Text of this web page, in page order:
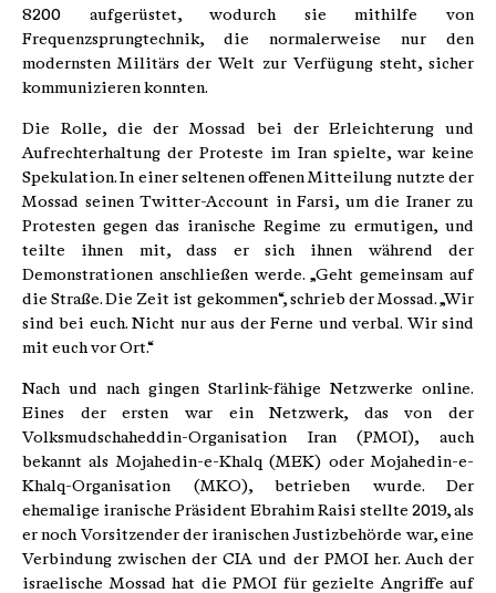
8200 aufgerüstet, wodurch sie mithilfe von
Frequenzsprungtechnik, die normalerweise nur den
modernsten Militärs der Welt zur Verfügung steht, sicher
kommunizieren konnten.
Die Rolle, die der Mossad bei der Erleichterung und
Aufrechterhaltung der Proteste im Iran spielte, war keine
Spekulation. In einer seltenen offenen Mitteilung nutzte der
Mossad seinen Twitter-Account in Farsi, um die Iraner zu
Protesten gegen das iranische Regime zu ermutigen, und
teilte ihnen mit, dass er sich ihnen während der
Demonstrationen anschließen werde. „Geht gemeinsam auf
die Straße. Die Zeit ist gekommen“, schrieb der Mossad. „Wir
sind bei euch. Nicht nur aus der Ferne und verbal. Wir sind
mit euch vor Ort.“
Nach und nach gingen Starlink-fähige Netzwerke online.
Eines der ersten war ein Netzwerk, das von der
Volksmudschaheddin-Organisation Iran (PMOI), auch
bekannt als Mojahedin-e-Khalq (MEK) oder Mojahedin-e-
Khalq-Organisation (MKO), betrieben wurde. Der
ehemalige iranische Präsident Ebrahim Raisi stellte 2019, als
er noch Vorsitzender der iranischen Justizbehörde war, eine
Verbindung zwischen der CIA und der PMOI her. Auch der
israelische Mossad hat die PMOI für gezielte Angriffe auf